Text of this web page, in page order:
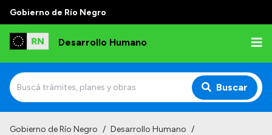
Gobierno de Río Negro
Desarrollo Humano
Buscar
Gobierno de Río Negro / Desarrollo Humano /